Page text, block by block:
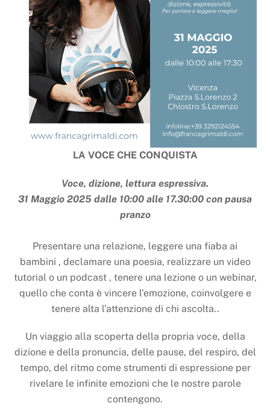
LA VOCE CHE CONQUISTA
Voce, dizione, lettura espressiva.
31 Maggio 2025 dalle 10:00 alle 17.30:00 con pausa
pranzo
Presentare una relazione, leggere una fiaba ai
bambini , declamare una poesia, realizzare un video
tutorial o un podcast , tenere una lezione o un webinar,
quello che conta è vincere l’emozione, coinvolgere e
tenere alta l’attenzione di chi ascolta..
Un viaggio alla scoperta della propria voce, della
dizione e della pronuncia, delle pause, del respiro, del
tempo, del ritmo come strumenti di espressione per
rivelare le infinite emozioni che le nostre parole
contengono.